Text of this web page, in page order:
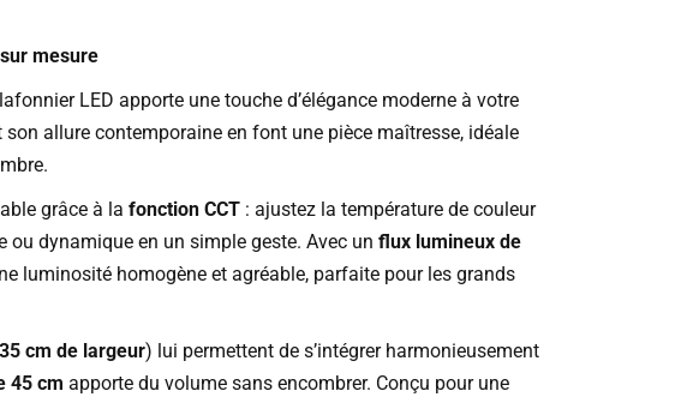
mesure
LED apporte une touche d’élégance moderne à votre
allure contemporaine en font une pièce maîtresse, idéale
grâce à la fonction CCT: ajustez la température de couleur
ou dynamique en un simple geste. Avec un flux lumineux de
luminosité homogène et agréable, parfaite pour les grands
cm de largeur) lui permettent de s’intégrer harmonieusement
45 cm apporte du volume sans encombrer. Conçu pour une